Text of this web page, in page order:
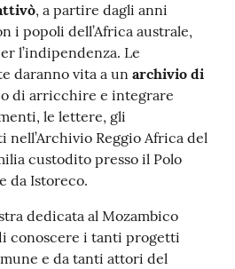
, a partire dagli anni
i popoli dell’Africa australe,
l’indipendenza. Le
daranno vita a un archivio di
di arricchire e integrare
le lettere, gli
Reggio Africa del
custodito presso il Polo
da Istoreco.
dedicata al Mozambico
conoscere i tanti progetti
e da tanti attori del